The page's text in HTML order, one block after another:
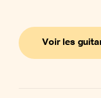
Voir les